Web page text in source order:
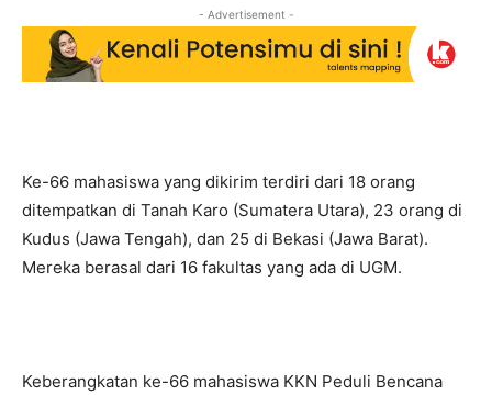
- Advertisement -
Ke-66 mahasiswa yang dikirim terdiri dari 18 orang
ditempatkan di Tanah Karo (Sumatera Utara), 23 orang di
Kudus (Jawa Tengah), dan 25 di Bekasi (Jawa Barat).
Mereka berasal dari 16 fakultas yang ada di UGM.
Keberangkatan ke-66 mahasiswa KKN Peduli Bencana